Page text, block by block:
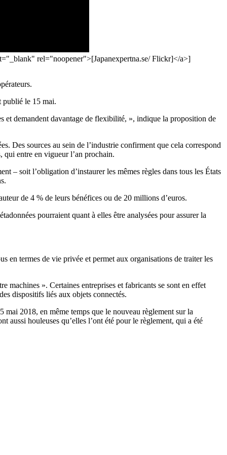
rel="noopener">[Japanexpertna.se/ Flickr]</a>]
publié le 15 mai.
et demandent davantage de flexibilité, », indique la proposition de
Des sources au sein de l’industrie confirment que cela correspond
qui entre en vigueur l’an prochain.
– soit l’obligation d’instaurer les mêmes règles dans tous les États
de 4 % de leurs bénéfices ou de 20 millions d’euros.
pourraient quant à elles être analysées pour assurer la
en termes de vie privée et permet aux organisations de traiter les
machines ». Certaines entreprises et fabricants se sont en effet
dispositifs liés aux objets connectés.
mai 2018, en même temps que le nouveau règlement sur la
aussi houleuses qu’elles l’ont été pour le règlement, qui a été